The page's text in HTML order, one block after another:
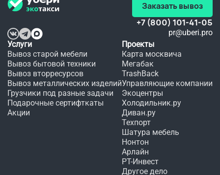
день.
Заказать вывоз
+7 (800) 101-41-05
pr@uberi.pro
Услуги
Вывоз старой мебели
Вывоз бытовой техники
Вывоз вторресурсов
Вывоз металлических изделий
Грузчики под разные задачи
Подарочные сертифткаты
Акции
Проекты
Карта москвича
Мегабак
TrashBack
Управляющие компании
Экоцентры
Холодильник.ру
Диван.ру
Техпорт
Шатура мебель
Нонтон
Арлайн
РТ-Инвест
Другое дело